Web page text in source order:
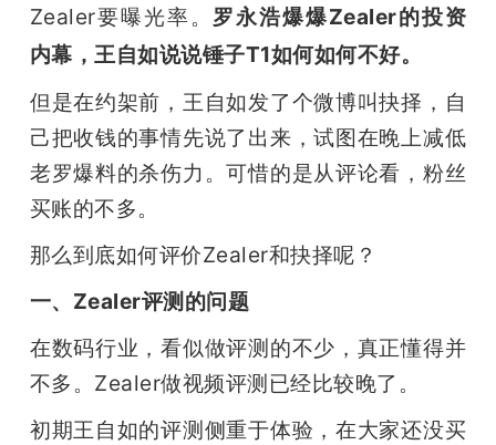
心
GAIR
专
题
爱
Zealer要曝光率。 罗永浩爆爆Zealer的投资
内幕，王自如说说锤子T1如何如何不好。
但是在约架前，王自如发了个微博叫抉择，自
己把收钱的事情先说了出来，试图在晚上减低
老罗爆料的杀伤力。可惜的是从评论看，粉丝
买账的不多。
那么到底如何评价Zealer和抉择呢？
一、Zealer评测的问题
在数码行业，看似做评测的不少，真正懂得并
不多。Zealer做视频评测已经比较晚了。
初期王自如的评测侧重于体验，在大家还没买